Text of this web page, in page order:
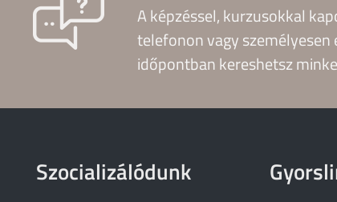
A képzéssel, kurzusokkal
telefonon vagy
időpontban kereshetsz
Szocializálódunk